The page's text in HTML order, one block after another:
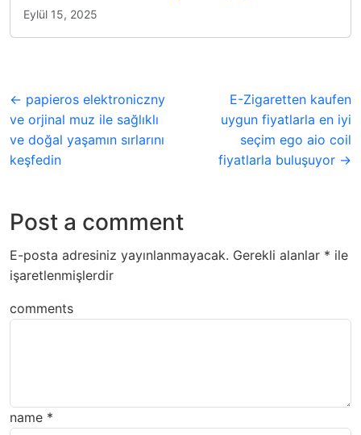
Eylül 15, 2025
← papieros elektroniczny
ve orjinal muz ile sağlıklı
ve doğal yaşamın sırlarını
keşfedin
E-Zigaretten kaufen
uygun fiyatlarla en iyi
seçim ego aio coil
fiyatlarla buluşuyor →
Post a comment
E-posta adresiniz yayınlanmayacak. Gerekli alanlar * ile
işaretlenmişlerdir
comments
name *